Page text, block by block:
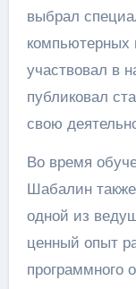
выбрал
компьютерных
участвовал в
публиковал
свою
Во время
Шабалин
одной из
ценный опыт
программного